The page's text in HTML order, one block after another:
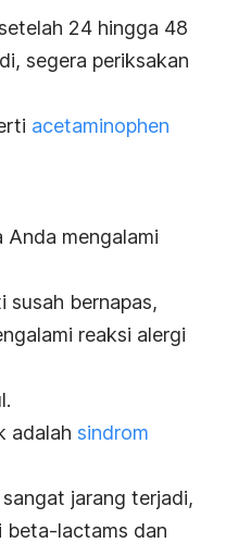
24 hingga 48
segera periksakan
acetaminophen
Anda mengalami
susah bernapas,
reaksi alergi
adalah sindrom
jarang terjadi,
beta-lactams dan